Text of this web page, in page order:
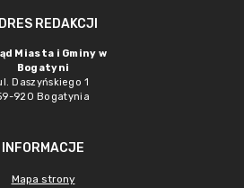
REDAKCJI
Miasta i Gminy w
Bogatyni
Daszyńskiego 1
920 Bogatynia
INFORMACJE
Mapa strony